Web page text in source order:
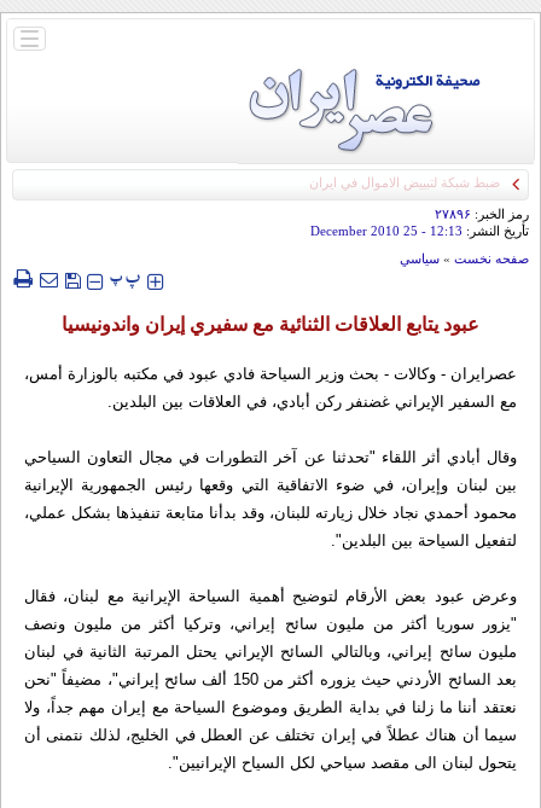
باز
ضبط شبكة لتبييض الاموال في ايران
رمز الخبر: ۲۷۸۹۶
تأريخ النشر: 12:13
- 25 December 2010
صفحه نخست » سياسي
‍‍‍ پپ
عبود يتابع العلاقات الثنائية مع سفيري إيران واندونيسيا
عصرایران - وکالات - بحث وزير السياحة فادي عبود في مكتبه بالوزارة أمس،
مع السفير الإيراني غضنفر ركن أبادي، في العلاقات بين البلدين.
وقال أبادي أثر اللقاء "تحدثنا عن آخر التطورات في مجال التعاون السياحي
بين لبنان وإيران، في ضوء الاتفاقية التي وقعها رئيس الجمهورية الإيرانية
محمود أحمدي نجاد خلال زيارته للبنان، وقد بدأنا متابعة تنفيذها بشكل عملي،
لتفعيل السياحة بين البلدين".
وعرض عبود بعض الأرقام لتوضيح أهمية السياحة الإيرانية مع لبنان، فقال
"يزور سوريا أكثر من مليون سائح إيراني، وتركيا أكثر من مليون ونصف
مليون سائح إيراني، وبالتالي السائح الإيراني يحتل المرتبة الثانية في لبنان
بعد السائح الأردني حيث يزوره أكثر من 150 ألف سائح إيراني"، مضيفاً "نحن
نعتقد أننا ما زلنا في بداية الطريق وموضوع السياحة مع إيران مهم جداً، ولا
سيما أن هناك عطلاً في إيران تختلف عن العطل في الخليج، لذلك نتمنى أن
يتحول لبنان الى مقصد سياحي لكل السياح الإيرانيين".